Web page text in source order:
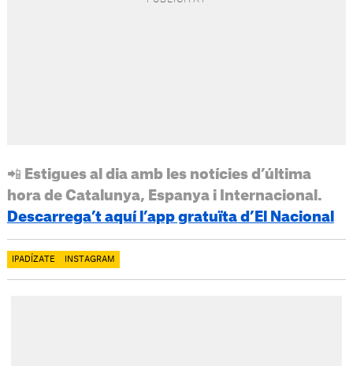
📲 Estigues al dia amb les notícies d’última
hora de Catalunya, Espanya i Internacional.
Descarrega’t aquí l’app gratuïta d’El Nacional
IPADÍZATE INSTAGRAM